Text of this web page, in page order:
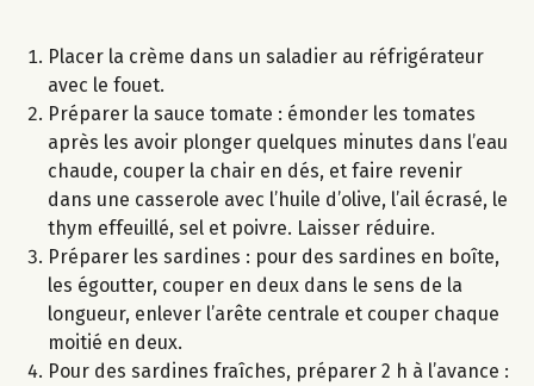
Placer la crème dans un saladier au réfrigérateur
avec le fouet.
Préparer la sauce tomate : émonder les tomates
après les avoir plonger quelques minutes dans l’eau
chaude, couper la chair en dés, et faire revenir
dans une casserole avec l’huile d’olive, l’ail écrasé, le
thym effeuillé, sel et poivre. Laisser réduire.
Préparer les sardines : pour des sardines en boîte,
les égoutter, couper en deux dans le sens de la
longueur, enlever l’arête centrale et couper chaque
moitié en deux.
Pour des sardines fraîches, préparer 2 h à l’avance :